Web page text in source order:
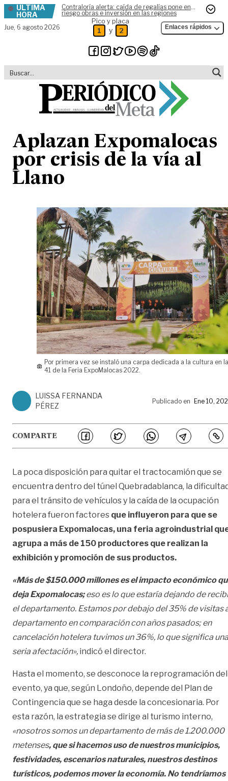
Skip to content
ÚLTIMA
HORA
Contraloría alerta: caída de regalías pone en
riesgo obras e inversión en las regiones
Jue, 6 agosto 2026
Pico y placa
1 y 2 Enlaces rápidos
Aplazan Expomalocas
por crisis de la vía al
Llano
Por primera vez se instaló una carpa dedicada a la cultura en
41 de la Feria ExpoMalocas 2022.
LUISSA FERNANDA
PÉREZ
Publicado en Ene 10,
COMPARTE
La poca disposición para quitar el tractocamión que se
encuentra dentro del túnel Quebradablanca, la
para el tránsito de vehículos y la caída de la ocupación
hotelera fueron factores que influyeron para que se
pospusiera Expomalocas, una feria agroindustrial
agrupa a más de 150 productores que realizan la
exhibición y promoción de sus productos.
«Más de $150.000 millones es el impacto económico
deja Expomalocas;eso es lo que estaría dejando de
el departamento. Estamos por debajo del 35% de visitas
departamento en comparación con años pasados; en
cancelación hotelera tuvimos un 36%, lo que significa una
seria afectación», indicó el director.
Hasta el momento, se desconoce la reprogramación del
evento, ya que, según Londoño, depende del Plan de
Contingencia que se haga desde la concesionaria. Por
esta razón, la estrategia se dirige al turismo interno,
«nosotros somos un departamento de más de 1.200.000
metenses, que si hacemos uso de nuestros municipios,
festividades, escenarios naturales, nuestros destinos
turísticos, podemos mover la economía. No tendríamos